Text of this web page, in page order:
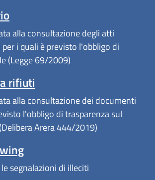
alla consultazione degli atti
i quali è previsto l'obbligo di
(Legge 69/2009)
rifiuti
alla consultazione dei documenti
l'obbligo di trasparenza sul
Arera 444/2019)
segnalazioni di illeciti